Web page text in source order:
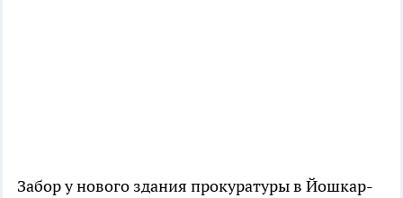
Забор у нового здания прокуратуры в Йошкар-